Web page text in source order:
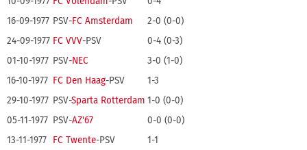
16-09-1977 PSV-FC Amsterdam
2-0 (0-0)
24-09-1977 FC VVV-PSV
0-4 (0-3)
01-10-1977 PSV-NEC
3-0 (1-0)
16-10-1977 FC Den Haag-PSV
1-3
29-10-1977 PSV-Sparta Rotterdam 1-0 (0-0)
05-11-1977 PSV-AZ'67
0-0 (0-0)
13-11-1977 FC Twente-PSV
1-1